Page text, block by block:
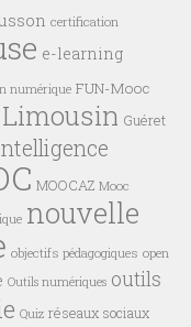
certification
e-learning
numérique FUN-Mooc
Limousin Guéret
MOOCAZ Mooc
nouvelle
objectifs pédagogiques open
Outils numériques outils
Quiz réseaux sociaux